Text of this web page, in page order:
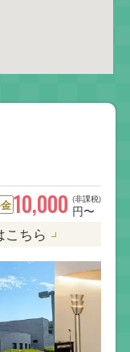
(非課税)
10,000 円〜
こちら